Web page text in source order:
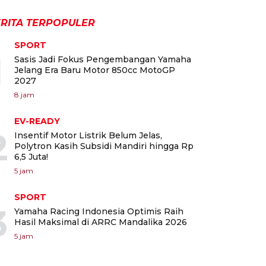
TERPOPULER
SPORT
Sasis Jadi Fokus Pengembangan Yamaha
Jelang Era Baru Motor 850cc MotoGP
2027
8 jam
EV-READY
Insentif Motor Listrik Belum Jelas,
Polytron Kasih Subsidi Mandiri hingga Rp
6,5 Juta!
5 jam
SPORT
Yamaha Racing Indonesia Optimis Raih
Hasil Maksimal di ARRC Mandalika 2026
5 jam